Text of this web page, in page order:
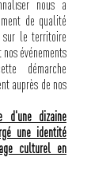
nous a
de qualité
le territoire
événements
démarche
auprès de nos
d'une dizaine
une identité
culturel en